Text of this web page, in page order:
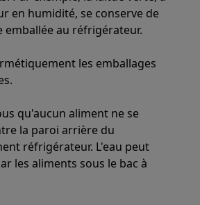
en humidité, se conserve de
emballée au réfrigérateur.
les emballages
qu'aucun aliment ne se
la paroi arrière du
réfrigérateur. L'eau peut
les aliments sous le bac à